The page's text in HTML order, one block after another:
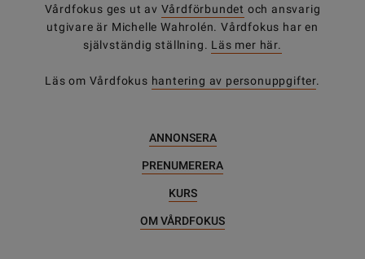
Vårdfokus ges ut av Vårdförbundet och ansvarig
utgivare är Michelle Wahrolén. Vårdfokus har en
självständig ställning. Läs mer här.
Läs om Vårdfokus hantering av personuppgifter.
ANNONSERA
PRENUMERERA
KURS
OM VÅRDFOKUS